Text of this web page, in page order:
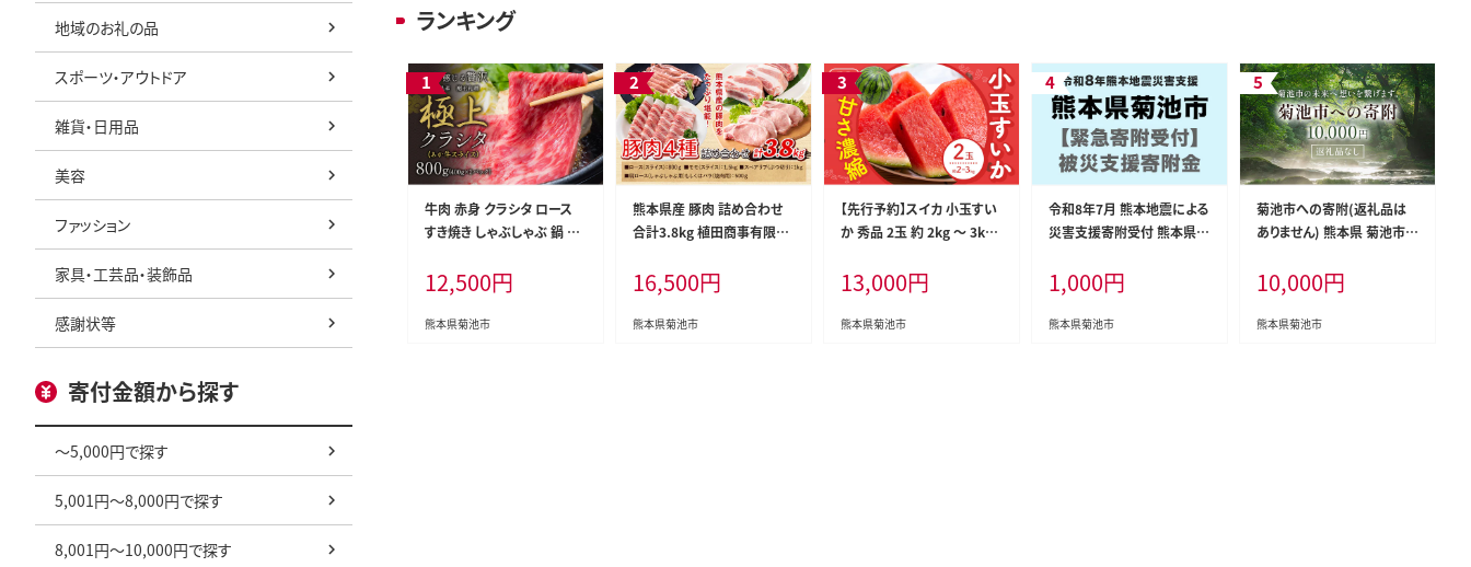
地域のお礼の品
スポーツ・アウトドア
雑貨・日用品
美容
ファッション
家具・工芸品・装飾品
感謝状等
寄付金額から探す
～5,000円で探す
5,001円～8,000円で探す
8,001円～10,000円で探す
ランキング
牛肉 赤身 クラシタ ロース
すき焼き しゃぶしゃぶ 鍋 ク
牛肉 ロース 肩ロース 800g
クラシタ あか牛 赤牛 あかう
し 《7-14日以内に出荷予定
12,500円
熊本県菊池市
熊本県産 豚肉 詰め合わせ
合計3.8kg 植田商事有限会
日祝除く)》 熊本県 菊池市
ローススライス 肩ロースし
ゃぶしゃぶ用もしくはバラ焼
16,500円
熊本県菊池市
【先行予約】スイカ 小玉すい
か 秀品 2玉 約 2kg ～ 3kg
y's 食彩たかみ 《2027年5月
下旬-7月下旬頃出荷》 熊本
県 菊池市 フルーツ 果物 ス
13,000円
熊本県菊池市
令和8年7月 熊本地震による
災害支援寄附受付 熊本県菊
--kikuchi_sgs_1000_kihu
1,000円
熊本県菊池市
菊池市への寄附(返礼品は
ありません) 熊本県 菊池市
-0616---
10,000円
熊本県菊池市